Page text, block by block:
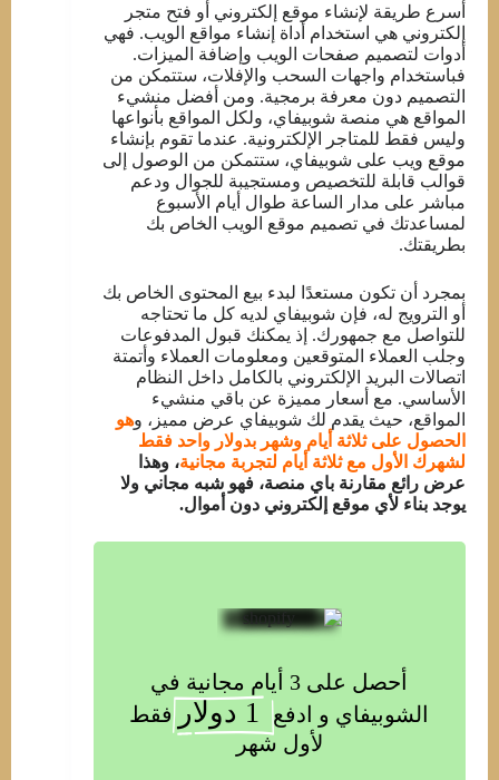
أسرع طريقة لإنشاء موقع إلكتروني أو فتح متجر
إلكتروني هي استخدام أداة إنشاء مواقع الويب. فهي
أدوات لتصميم صفحات الويب وإضافة الميزات.
فباستخدام واجهات السحب والإفلات، ستتمكن من
التصميم دون معرفة برمجية. ومن أفضل منشيء
المواقع هي منصة شوبيفاي، ولكل المواقع بأنواعها
وليس فقط للمتاجر الإلكترونية. عندما تقوم بإنشاء
موقع ويب على شوبيفاي، ستتمكن من الوصول إلى
قوالب قابلة للتخصيص ومستجيبة للجوال ودعم
مباشر على مدار الساعة طوال أيام الأسبوع
لمساعدتك في تصميم موقع الويب الخاص بك
بطريقتك.
بمجرد أن تكون مستعدًا لبدء بيع المحتوى الخاص بك
أو الترويج له، فإن شوبيفاي لديه كل ما تحتاجه
للتواصل مع جمهورك. إذ يمكنك قبول المدفوعات
وجلب العملاء المتوقعين ومعلومات العملاء وأتمتة
اتصالات البريد الإلكتروني بالكامل داخل النظام
الأساسي. مع أسعار مميزة عن باقي منشيء
المواقع، حيث يقدم لك شوبيفاي عرض مميز، وهو
الحصول على ثلاثة أيام وشهر بدولار واحد فقط
لشهرك الأول مع ثلاثة أيام لتجربة مجانية، وهذا
عرض رائع مقارنة باي منصة، فهو شبه مجاني ولا
يوجد بناء لأي موقع إلكتروني دون أموال.
أحصل على 3 أيام مجانية في
الشوبيفاي و ادفع
فقط
لأول شهر